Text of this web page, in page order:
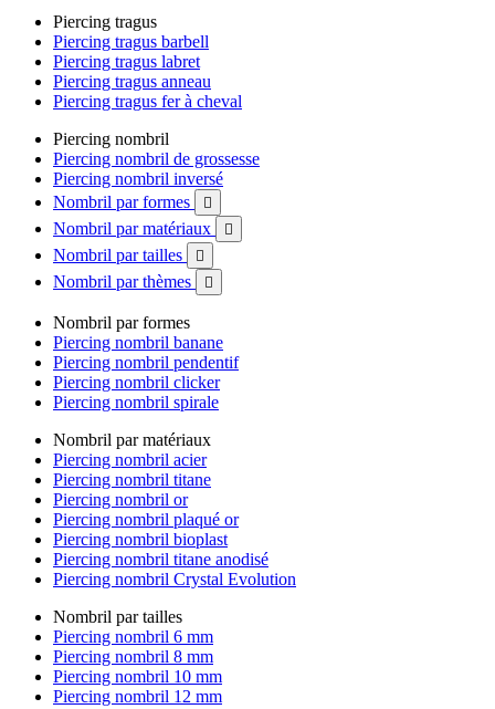
Piercing tragus
Piercing tragus barbell
Piercing tragus labret
Piercing tragus anneau
Piercing tragus fer à cheval
Piercing nombril
Piercing nombril de grossesse
Piercing nombril inversé
Nombril par formes

Nombril par matériaux 
Nombril par tailles 
Nombril par thèmes 
Nombril par formes
Piercing nombril banane
Piercing nombril pendentif
Piercing nombril clicker
Piercing nombril spirale
Nombril par matériaux
Piercing nombril acier
Piercing nombril titane
Piercing nombril or
Piercing nombril plaqué or
Piercing nombril bioplast
Piercing nombril titane anodisé
Piercing nombril Crystal Evolution
Nombril par tailles
Piercing nombril 6 mm
Piercing nombril 8 mm
Piercing nombril 10 mm
Piercing nombril 12 mm